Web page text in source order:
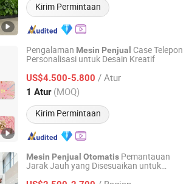
Kirim Permintaan
Pengalaman Mesin Penjual Case Telepon
Personalisasi untuk Desain Kreatif
US$4.500-5.800 / Atur
1 Atur (MOQ)
Kirim Permintaan
Intelligent Technology Co., Ltd.
Harga mulai 2025
Mesin Penjual Otomatis Pemantauan
Jarak Jauh yang Disesuaikan untuk
(Huizhou) Co., Ltd.